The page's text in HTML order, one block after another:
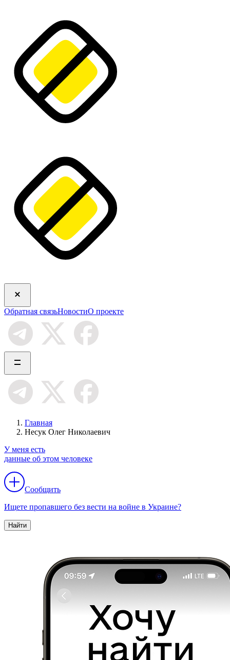
Обратная связьНовостиО проекте
Главная
Несук Олег Николаевич
У меня есть
данные об этом человеке
Сообщить
Ищете пропавшего без вести на войне в Украине?
Найти